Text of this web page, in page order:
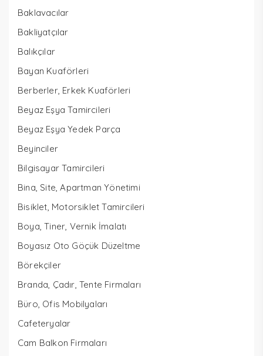
Baklavacılar
Bakliyatçılar
Balıkçılar
Bayan Kuaförleri
Berberler, Erkek Kuaförleri
Beyaz Eşya Tamircileri
Beyaz Eşya Yedek Parça
Beyinciler
Bilgisayar Tamircileri
Bina, Site, Apartman Yönetimi
Bisiklet, Motorsiklet Tamircileri
Boya, Tiner, Vernik İmalatı
Boyasız Oto Göçük Düzeltme
Börekçiler
Branda, Çadır, Tente Firmaları
Büro, Ofis Mobilyaları
Cafeteryalar
Cam Balkon Firmaları